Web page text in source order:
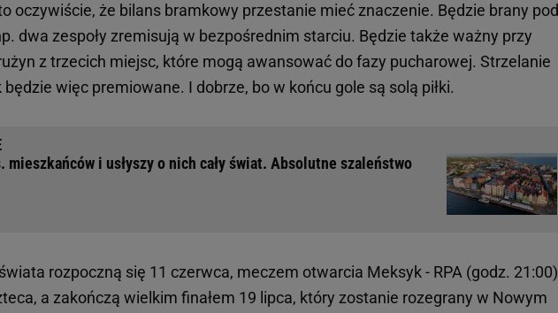
oczywiście, że bilans bramkowy przestanie mieć znaczenie. Będzie brany pod
dwa zespoły zremisują w bezpośrednim starciu. Będzie także ważny przy
z trzecich miejsc, które mogą awansować do fazy pucharowej. Strzelanie
więc premiowane. I dobrze, bo w końcu gole są solą piłki.
mieszkańców i usłyszy o nich cały świat. Absolutne szaleństwo
rozpoczną się 11 czerwca, meczem otwarcia Meksyk - RPA (godz. 21:00)
a zakończą wielkim finałem 19 lipca, który zostanie rozegrany w Nowym